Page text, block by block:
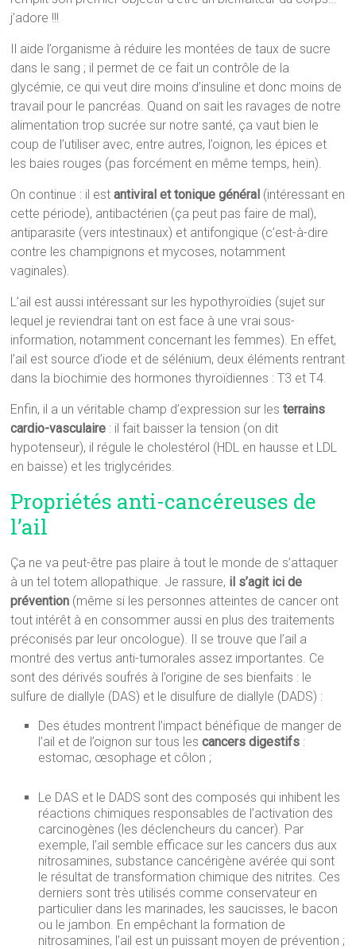
j’adore !!!
Il aide l’organisme à réduire les montées de taux de sucre
dans le sang ; il permet de ce fait un contrôle de la
glycémie, ce qui veut dire moins d’insuline et donc moins de
travail pour le pancréas. Quand on sait les ravages de notre
alimentation trop sucrée sur notre santé, ça vaut bien le
coup de l’utiliser avec, entre autres, l’oignon, les épices et
les baies rouges (pas forcément en même temps, hein).
On continue : il estantiviral et tonique général (intéressant en
cette période), antibactérien (ça peut pas faire de mal),
antiparasite (vers intestinaux) et antifongique (c’est-à-dire
contre les champignons et mycoses, notamment
vaginales).
L’ail est aussi intéressant sur les hypothyroïdies (sujet sur
lequel je reviendrai tant on est face à une vrai sous-
information, notamment concernant les femmes). En effet,
l’ail est source d’iode et de sélénium, deux éléments rentrant
dans la biochimie des hormones thyroïdiennes : T3 et T4.
Enfin, il a un véritable champ d’expression sur lesterrains
cardio-vasculaire : il fait baisser la tension (on dit
hypotenseur), il régule le cholestérol (HDL en hausse et LDL
en baisse) et les triglycérides.
Propriétés anti-cancéreuses de
l’ail
Ça ne va peut-être pas plaire à tout le monde de s’attaquer
à un tel totem allopathique. Je rassure, il s’agit ici de
prévention (même si les personnes atteintes de cancer ont
tout intérêt à en consommer aussi en plus des traitements
préconisés par leur oncologue). Il se trouve que l’ail a
montré des vertus anti-tumorales assez importantes. Ce
sont des dérivés soufrés à l’origine de ses bienfaits : le
sulfure de diallyle (DAS) et le disulfure de diallyle (DADS) :
Des études montrent l’impact bénéfique de manger de
l’ail et de l’oignon sur tous lescancers digestifs :
estomac, œsophage et côlon ;
Le DAS et le DADS sont des composés qui inhibent les
réactions chimiques responsables de l’activation des
carcinogènes (les déclencheurs du cancer). Par
exemple, l’ail semble efficace sur les cancers dus aux
nitrosamines, substance cancérigène avérée qui sont
le résultat de transformation chimique des nitrites. Ces
derniers sont très utilisés comme conservateur en
particulier dans les marinades, les saucisses, le bacon
ou le jambon. En empêchant la formation de
nitrosamines, l’ail est un puissant moyen de prévention ;